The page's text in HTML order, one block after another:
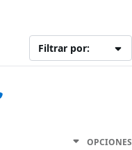
Filtrar por:
OPCIONES